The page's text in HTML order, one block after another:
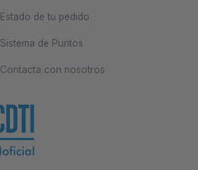
Estado de tu pedido
Sistema de Puntos
Contacta con nosotros